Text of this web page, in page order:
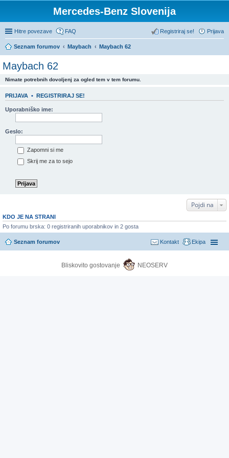
Mercedes-Benz Slovenija
Hitre povezave FAQ Prijava
Registriraj se!
Seznam forumov Maybach Maybach 62
Maybach 62
Nimate potrebnih dovoljenj za ogled tem v tem forumu.
PRIJAVA • REGISTRIRAJ SE!
Uporabniško ime:
Geslo:
Zapomni si me
Skrij me za to sejo
Pojdi na
KDO JE NA STRANI
Po forumu brska: 0 registriranih uporabnikov in 2 gosta
Seznam forumov Ekipa
Kontakt
Bliskovito gostovanje NEOSERV